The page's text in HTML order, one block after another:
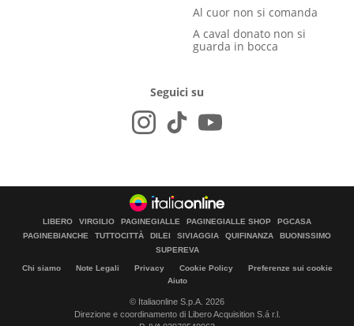
Al cuor non si comanda
A caval donato non si
guarda in bocca
Seguici su
LIBERO VIRGILIO PAGINEGIALLE PAGINEGIALLE SHOP
PGCASA
PAGINEBIANCHE
TUTTOCITTÀ DILEI SIVIAGGIA QUIFINANZA
BUONISSIMO
SUPEREVA
Chi siamo Note Legali Privacy Cookie Policy
Preferenze sui cookie
Aiuto
© Italiaonline S.p.A. 2026
Direzione e coordinamento di Libero Acquisition S.á r.l.